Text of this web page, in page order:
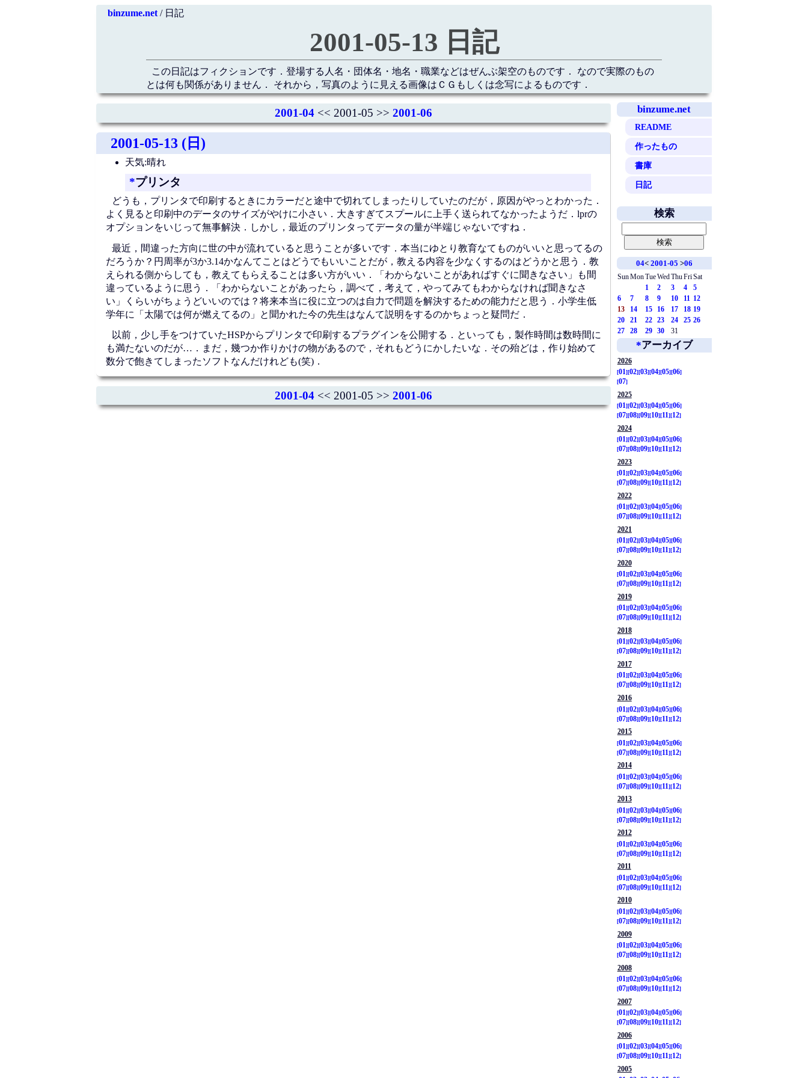
binzume.net/ 日記
2001-05-13 日記
この日記はフィクションです．登場する人名・団体名・地名・職業などはぜんぶ架空のものです． なので実際のもの
とは何も関係がありません． それから，写真のように見える画像はＣＧもしくは念写によるものです．
binzume.net
README
作ったもの
書庫
日記
2001-04 << 2001-05 >> 2001-06
2001-05-13 (日)
天気:晴れ
*プリンタ
どうも，プリンタで印刷するときにカラーだと途中で切れてしまったりしていたのだが，原因がやっとわかった．
よく見ると印刷中のデータのサイズがやけに小さい．大きすぎてスプールに上手く送られてなかったようだ．lprの
オプションをいじって無事解決．しかし，最近のプリンタってデータの量が半端じゃないですね．
最近，間違った方向に世の中が流れていると思うことが多いです．本当にゆとり教育なてものがいいと思ってるの
だろうか？円周率が3か3.14かなんてことはどうでもいいことだが，教える内容を少なくするのはどうかと思う．教
えられる側からしても，教えてもらえることは多い方がいい．「わからないことがあればすぐに聞きなさい」も間
違っているように思う．「わからないことがあったら，調べて，考えて，やってみてもわからなければ聞きなさ
い」くらいがちょうどいいのでは？将来本当に役に立つのは自力で問題を解決するための能力だと思う．小学生低
学年に「太陽では何が燃えてるの」と聞かれた今の先生はなんて説明をするのかちょっと疑問だ．
以前，少し手をつけていたHSPからプリンタで印刷するプラグインを公開する．といっても，製作時間は数時間に
も満たないのだが…．まだ，幾つか作りかけの物があるので，それもどうにかしたいな．その殆どは，作り始めて
数分で飽きてしまったソフトなんだけれども(笑)．
2001-04 << 2001-05 >> 2001-06
検索
04< 2001-05 >06
SunMonTueWed ThuFriSat
1
2 3 4
5
6
7 8 9 10 11
12
13
14 15 16 17 18 19
20
21 22 23 24 25 26
27
28 29 30 31
*アーカイブ
2026
01
02 03 04 05 06
07
2025
01
02 03 04 05 06
07 08 09 10 11
12
2024
01
02 03 04 05 06
07 08 09 10 11
12
2023
01
02 03 04 05 06
07 08 09 10 11
12
2022
01
02 03 04 05 06
07 08 09 10 11
12
2021
01
02 03 04 05 06
07 08 09 10 11
12
2020
01
02 03 04 05 06
07 08 09 10 11
12
2019
01
02 03 04 05 06
07 08 09 10 11
12
2018
01 02 03 04 05 06
07 08 09 10 11 12
2017
01 02 03 04 05 06
07 08 09 10 11 12
2016
01
02 03 04 05 06
07 08 09 10 11
12
2015
01
02 03 04 05 06
07 08 09 10 11
12
2014
01
02 03 04 05 06
07 08 09 10 11
12
2013
01
02 03 04 05 06
07 08 09 10 11
12
2012
01
02 03 04 05 06
07 08 09 10 11
12
2011
01
02 03 04 05 06
07 08 09 10 11
12
2010
01
02 03 04 05 06
07 08 09 10 11
12
2009
01
02 03 04 05 06
07 08 09 10 11
12
2008
01
02 03 04 05 06
07 08 09 10 11
12
2007
01
02 03 04 05 06
07 08 09 10 11
12
2006
01
02 03 04 05 06
07 08 09 10 11
12
2005